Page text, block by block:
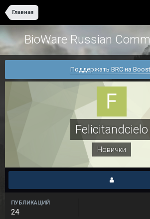
Главная
BioWare Russian
Поддержать BRC на
Felicitandcielo
Новички
ПУБЛИКАЦИЙ
24